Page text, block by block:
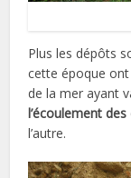
Plus les dépôts
cette époque
de la mer ayant
l’écoulement
l’autre.